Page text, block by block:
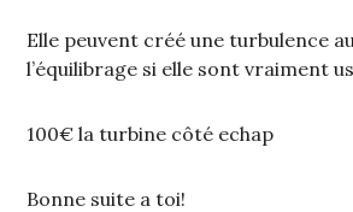
Elle peuvent créé une turbulence
l’équilibrage si elle sont vraiment
100€ la turbine côté echap
Bonne suite a toi!